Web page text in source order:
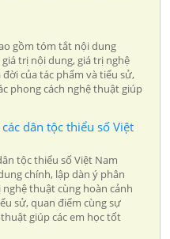
gồm tóm tắt nội dung
trị nội dung, giá trị nghệ
của tác phẩm và tiểu sử,
phong cách nghệ thuật giúp
dân tộc thiểu số Việt
tộc thiểu số Việt Nam
chính, lập dàn ý phân
thuật cùng hoàn cảnh
sử, quan điểm cùng sự
giúp các em học tốt